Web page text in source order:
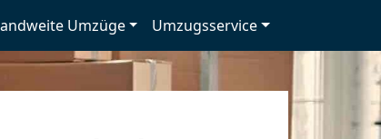
Umzüge Umzugsservice